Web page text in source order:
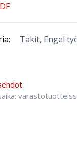
Takit, Engel